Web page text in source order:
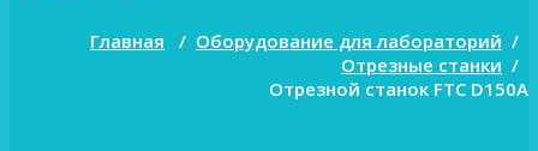
Главная / Оборудование для лабораторий /
Отрезные станки /
Отрезной станок FTC D150A